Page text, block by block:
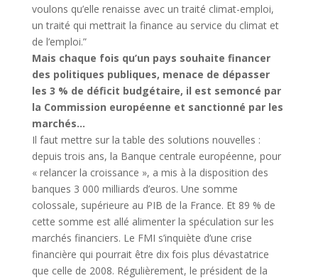
voulons qu’elle renaisse avec un traité climat-emploi,
un traité qui mettrait la finance au service du climat et
de l’emploi.”
Mais chaque fois qu’un pays souhaite financer
des politiques publiques, menace de dépasser
les 3 % de déficit budgétaire, il est semoncé par
la Commission européenne et sanctionné par les
marchés…
Il faut mettre sur la table des solutions nouvelles :
depuis trois ans, la Banque centrale européenne, pour
« relancer la croissance », a mis à la disposition des
banques 3 000 milliards d’euros. Une somme
colossale, supérieure au PIB de la France. Et 89 % de
cette somme est allé alimenter la spéculation sur les
marchés financiers. Le FMI s’inquiète d’une crise
financière qui pourrait être dix fois plus dévastatrice
que celle de 2008. Régulièrement, le président de la